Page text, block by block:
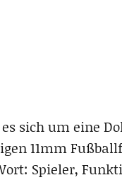
sich um eine
11mm
Spieler,